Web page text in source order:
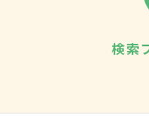
検索